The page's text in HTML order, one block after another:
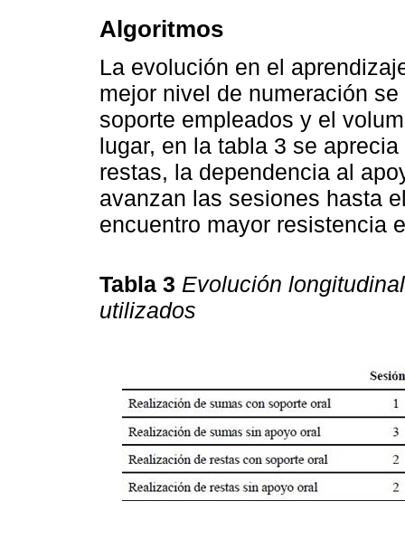
Algoritmos
La evolución en el
mejor nivel de numeración
soporte empleados y el
lugar, en la tabla 3 se
restas, la dependencia al
avanzan las sesiones hasta
encuentro mayor resistencia
Tabla 3 Evolución
utilizados